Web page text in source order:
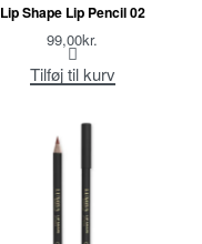
Lip Shape Lip Pencil 02
99,00kr.
Tilføj til kurv